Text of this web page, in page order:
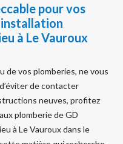
pour vos
à Le Vauroux
de vos plomberies, ne vous
de contacter
neuves, profitez
plomberie de GD
à Le Vauroux dans le